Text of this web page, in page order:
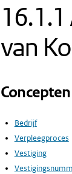
van
Concepten
Bedrijf
Verpleegproces
Vestiging